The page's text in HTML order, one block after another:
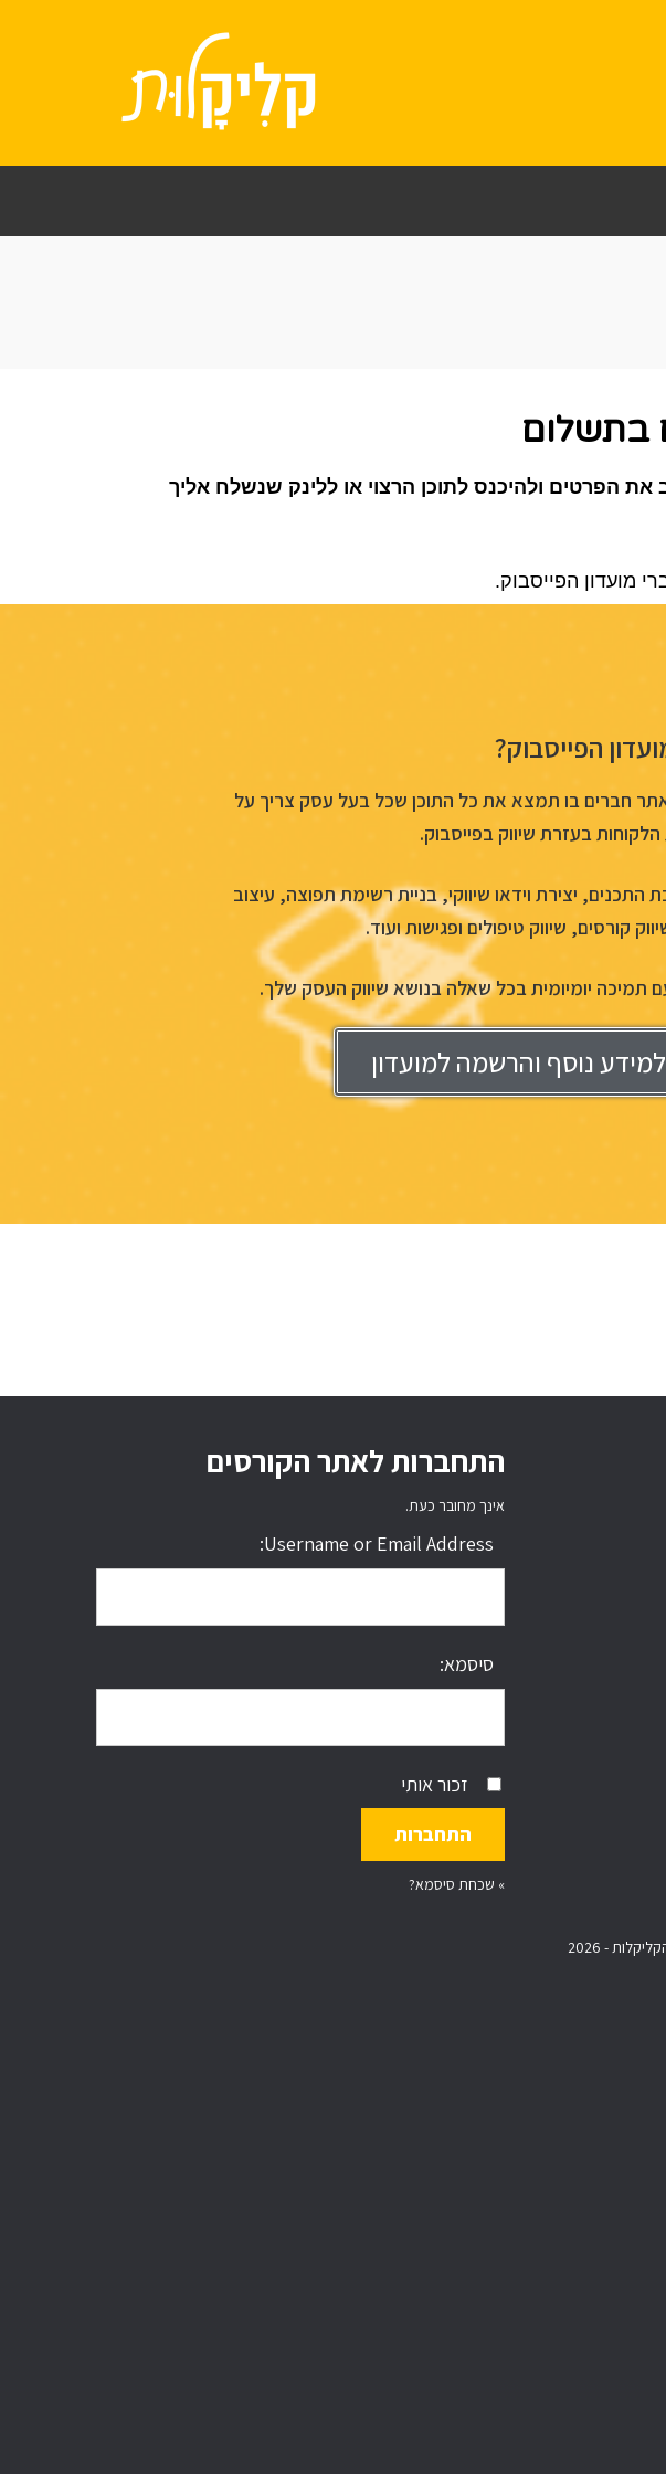
בתשלום
ולהיכנס לתוכן הרצוי או ללינק שנשלח אליך
מועדון הפייסבוק.
הפייסבוק?
אתר חברים בו תמצא את כל התוכן שכל בעל עסק צריך על
בעזרת שיווק בפייסבוק.
יצירת וידאו שיווקי, בניית רשימת תפוצה, עיצוב
קורסים, שיווק טיפולים ופגישות ועוד.
תמיכה יומיומית בכל שאלה בנושא שיווק העסק שלך.
למידע נוסף והרשמה למועדון
התחברות לאתר הקורסים
אינך מחובר כעת.
Username or Email Address:
סיסמא:
זכור אותי
» שכחת סיסמא?
- 2026